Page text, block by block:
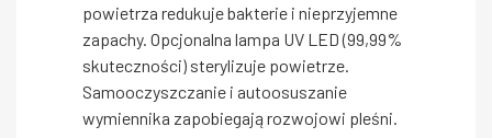
powietrza redukuje bakterie i nieprzyjemne
zapachy. Opcjonalna lampa UV LED (99,99%
skuteczności) sterylizuje powietrze.
Samooczyszczanie i autoosuszanie
wymiennika zapobiegają rozwojowi pleśni.